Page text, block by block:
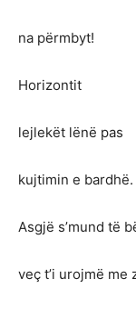
na përmbyt!
Horizontit
lejlekët lënë pas
kujtimin e bardhë.
Asgjë s’mund të
veç t’i urojmë me